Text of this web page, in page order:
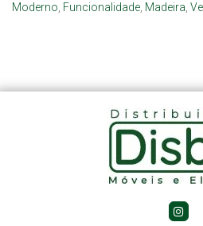
Moderno Funcionalidade Madeira